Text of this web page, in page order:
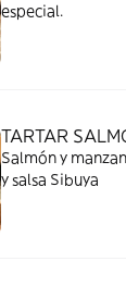
especial.
TARTAR
Salmón y
y salsa Sibuya